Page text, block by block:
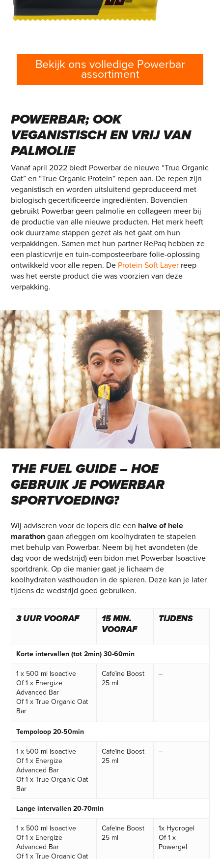
Bekijk ons volledige Powerbar
assortiment
POWERBAR; OOK
VEGANISTISCH EN VRIJ VAN
PALMOLIE
Vanaf april 2022 biedt Powerbar de nieuwe “True Organic
Oat” en “True Organic Protein” repen aan. De repen zijn
veganistisch en worden uitsluitend geproduceerd met
biologisch gecertificeerde ingrediënten. Bovendien
gebruikt Powerbar geen palmolie en collageen meer bij
de productie van alle nieuwe producten. Het merk heeft
ook duurzame stappen gezet als het gaat om hun
verpakkingen. Samen met hun partner RePaq hebben ze
een plasticvrije en tuin-composteerbare folie-oplossing
ontwikkeld voor alle repen. De Protein Soft Layerreep
was het eerste product die was voorzien van deze
verpakking.
THE FUEL GUIDE – HOE
GEBRUIK JE POWERBAR
SPORTVOEDING?
Wij adviseren voor de lopers die een halve of hele
marathongaan afleggen om koolhydraten te stapelen
met behulp van Powerbar. Neem bij het avondeten (de
dag voor de wedstrijd) een bidon met Powerbar Isoactive
sportdrank. Op die manier gaat je lichaam de
koolhydraten vasthouden in de spieren. Deze kan je later
tijdens de wedstrijd goed gebruiken.
3 UUR VOORAF
15 MIN.
VOORAF
TIJDENS
Korte intervallen (tot 2min) 30-60min
1 x 500 ml Isoactive
Of 1 x Energize
Advanced Bar
Of 1 x True Organic Oat
Bar
Cafeïne Boost
25 ml
–
Tempoloop 20-50min
1 x 500 ml Isoactive
Of 1 x Energize
Advanced Bar
Of 1 x True Organic Oat
Bar
Cafeïne Boost
25 ml
–
Lange intervallen 20-70min
1 x 500 ml Isoactive
Of 1 x Energize
Advanced Bar
Of 1 x True Organic Oat
Cafeïne Boost
25 ml
1x Hydrogel
Of 1 x
Powergel